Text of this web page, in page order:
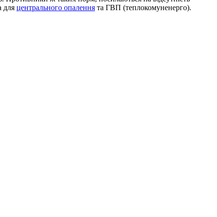
для центрального опалення та ГВП (теплокомуненерго).